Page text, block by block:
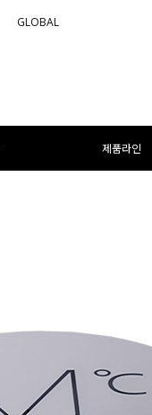
GLOBAL
제품라인